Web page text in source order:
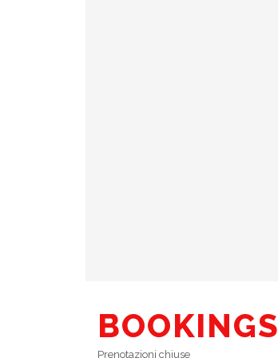
BOOKINGS
Prenotazioni chiuse